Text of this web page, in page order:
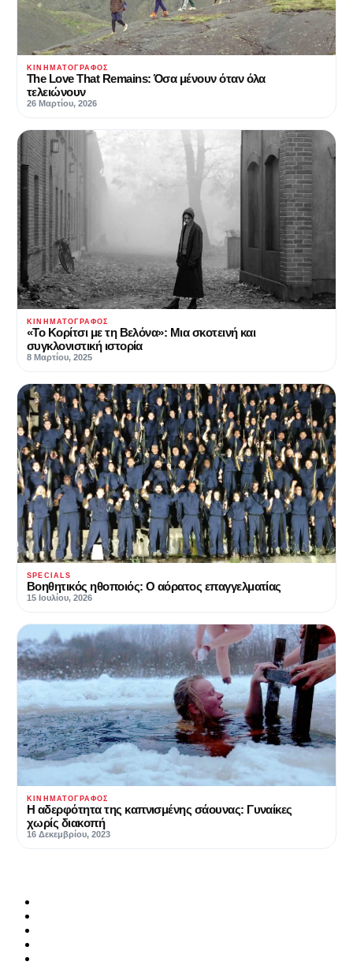
ΚΙΝΗΜΑΤΟΓΡΆΦΟΣ
The Love That Remains: Όσα μένουν όταν όλα
τελειώνουν
26 Μαρτίου, 2026
ΚΙΝΗΜΑΤΟΓΡΆΦΟΣ
«Το Κορίτσι με τη Βελόνα»: Μια σκοτεινή και
συγκλονιστική ιστορία
8 Μαρτίου, 2025
SPECIALS
Βοηθητικός ηθοποιός: Ο αόρατος επαγγελματίας
15 Ιουλίου, 2026
ΚΙΝΗΜΑΤΟΓΡΆΦΟΣ
Η αδερφότητα της καπνισμένης σάουνας: Γυναίκες
χωρίς διακοπή
16 Δεκεμβρίου, 2023